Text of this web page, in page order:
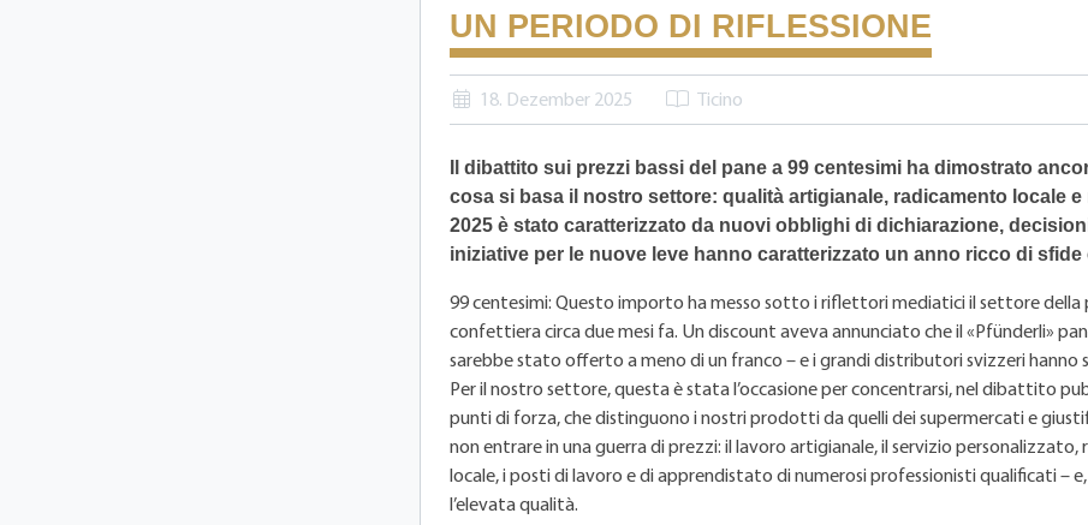
UN PERIODO DI RIFLESSIONE
18. Dezember 2025 Ticino
Il dibattito sui prezzi bassi del pane a 99 centesimi ha dimostrato
cosa si basa il nostro settore: qualità artigianale, radicamento locale e
2025 è stato caratterizzato da nuovi obblighi di dichiarazione,
iniziative per le nuove leve hanno caratterizzato un anno ricco di
99 centesimi: Questo importo ha messo sotto i riflettori mediatici il settore
confettiera circa due mesi fa. Un discount aveva annunciato che il «Pfünderli»
sarebbe stato offerto a meno di un franco – e i grandi distributori svizzeri hanno
Per il nostro settore, questa è stata l’occasione per concentrarsi, nel dibattito
punti di forza, che distinguono i nostri prodotti da quelli dei supermercati e
non entrare in una guerra di prezzi: il lavoro artigianale, il servizio personalizzato,
locale, i posti di lavoro e di apprendistato di numerosi professionisti qualificati –
l’elevata qualità.